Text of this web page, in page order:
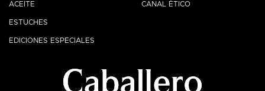
ACEITE
ESTUCHES
EDICIONES ESPECIALES
CANAL ÉTICO